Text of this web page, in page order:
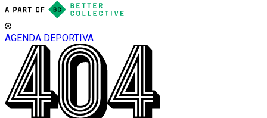
AGENDA DEPORTIVA